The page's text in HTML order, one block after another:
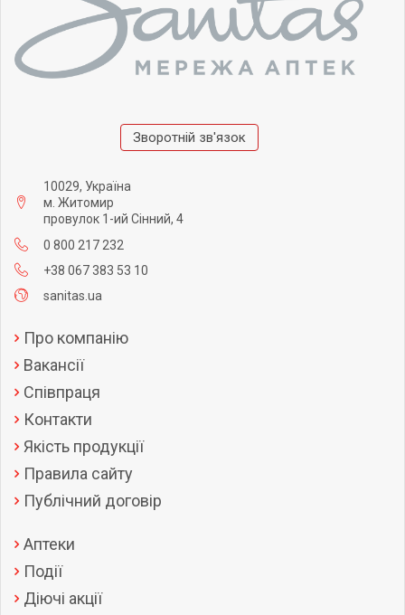
Зворотній зв'язок
10029, Україна
м. Житомир
провулок 1-ий Сінний, 4
0 800 217 232
+38 067 383 53 10
sanitas.ua
Про компанію
Вакансії
Співпраця
Контакти
Якість продукції
Правила сайту
Публічний договір
Аптеки
Події
Діючі акції